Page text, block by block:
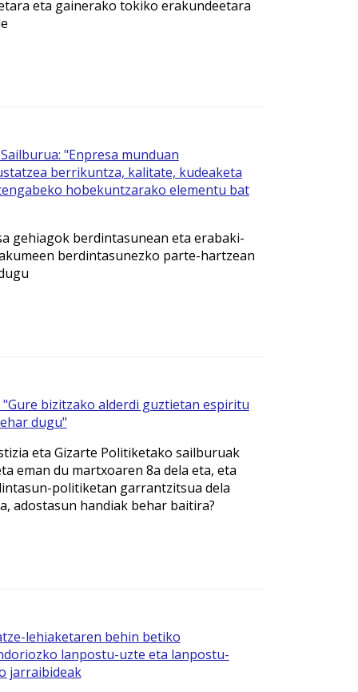
eta gainerako tokiko erakundeetara
"Enpresa munduan
berrikuntza, kalitate, kudeaketa
hobekuntzarako elementu bat
gehiagok berdintasunean eta erabaki-
berdintasunezko parte-hartzean
"Gure bizitzako alderdi guztietan espiritu
dugu"
eta Gizarte Politiketako sailburuak
eman du martxoaren 8a dela eta, eta
politiketan garrantzitsua dela
adostasun handiak behar baitira?
lehiaketaren behin betiko
lanpostu-uzte eta lanpostu-
jarraibideak